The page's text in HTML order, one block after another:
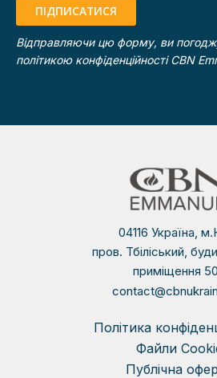
ПІДПИСАТИСЯ
Відправляючи цю форму, ви
політикою конфіденційностіCBN
04116 Україна,
пров. Тбіліський,
приміщення
Політика
Файли
Публічна